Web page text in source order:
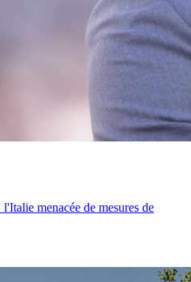
menacée de mesures de